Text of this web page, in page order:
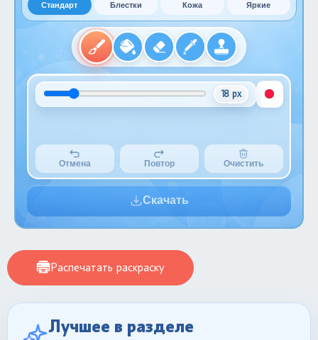
Стандарт Блестки Кожа Яркие
18 px
Отмена Повтор Очистить
Скачать
Распечатать раскраску
Лучшее в разделе